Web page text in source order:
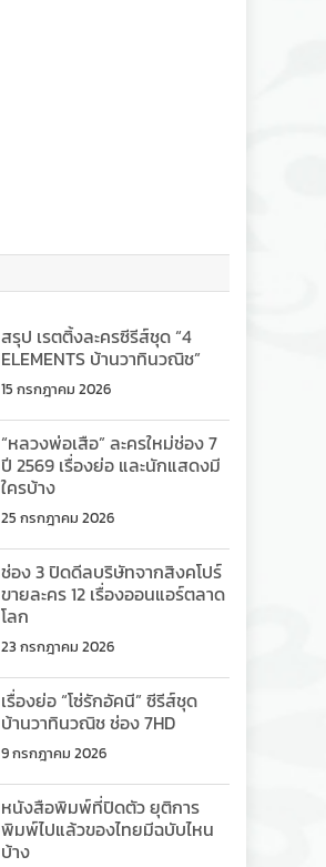
สรุป เรตติ้งละครซีรีส์ชุด “4
ELEMENTS บ้านวาทินวณิช”
15 กรกฎาคม 2026
“หลวงพ่อเสือ” ละครใหม่ช่อง 7
ปี 2569 เรื่องย่อ และนักแสดงมี
ใครบ้าง
25 กรกฎาคม 2026
ช่อง 3 ปิดดีลบริษัทจากสิงคโปร์
ขายละคร 12 เรื่องออนแอร์ตลาด
โลก
23 กรกฎาคม 2026
เรื่องย่อ “โซ่รักอัคนี” ซีรีส์ชุด
บ้านวาทินวณิช ช่อง 7HD
9 กรกฎาคม 2026
หนังสือพิมพ์ที่ปิดตัว ยุติการ
พิมพ์ไปแล้วของไทยมีฉบับไหน
บ้าง